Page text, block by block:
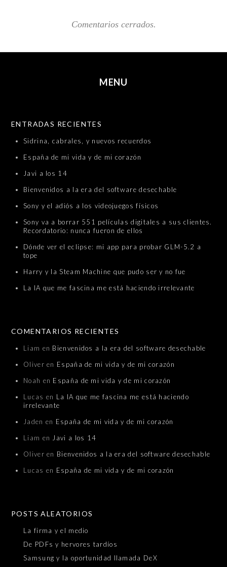
Comentarios cerrados.
MENU
ENTRADAS RECIENTES
Sidrina, cabrales, y nuevos recuerdos
España de mi vida y de mi corazón
Javi a los 14
Bienvenidos a la era del software desechable
Sony y el adiós a los videojuegos físicos
Sony va a borrar 551 películas digitales a sus clientes.
Recordatorio: nunca fueron de ellos
Dónde ver el eclipse: mi app para probar GLM-5.2 a
tope
Harry y la Steam Machine que pudo ser y no fue
La IA que me fascina me está haciendo irrelevante
COMENTARIOS RECIENTES
Liam en Bienvenidos a la era del software desechable
Oliver en España de mi vida y de mi corazón
Noah en España de mi vida y de mi corazón
Lucas en La IA que me fascina me está haciendo
irrelevante
Jaden en España de mi vida y de mi corazón
Liam en Javi a los 14
Oliver en Bienvenidos a la era del software desechable
Lucas en España de mi vida y de mi corazón
POSTS ALEATORIOS
La firma y el medio
De PDFs y hervores tardíos
Samsung y la oportunidad llamada DeX